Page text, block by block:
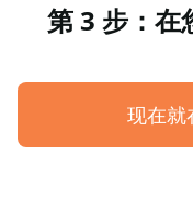
第 3 步：在
现在就